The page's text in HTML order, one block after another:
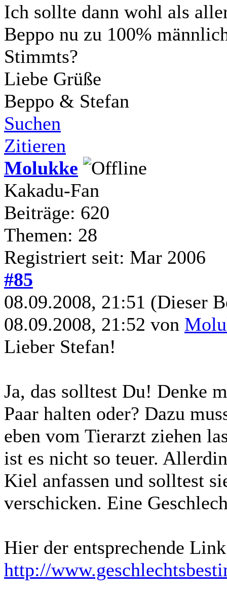
Ich sollte dann wohl als
Beppo nu zu 100%
Stimmts?
Liebe Grüße
Beppo & Stefan
Suchen
Zitieren
Molukke
Kakadu-Fan
Beiträge: 620
Themen: 28
Registriert seit: Mar 2006
#85
08.09.2008, 21:51 (Dieser
08.09.2008, 21:52 von
Lieber Stefan!
Ja, das solltest Du! Denke
Paar halten oder? Dazu
eben vom Tierarzt ziehen
ist es nicht so teuer.
Kiel anfassen und solltest
verschicken. Eine
Hier der entsprechende
http://